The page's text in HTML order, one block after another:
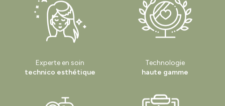
laser à saint Étienne
Épilation définitive au laser à saint Just saint
Rambert
| Où faire un soin visage complet et professionnel à Veauche
Experte en soin
technico esthétique
Technologie
haute gamme